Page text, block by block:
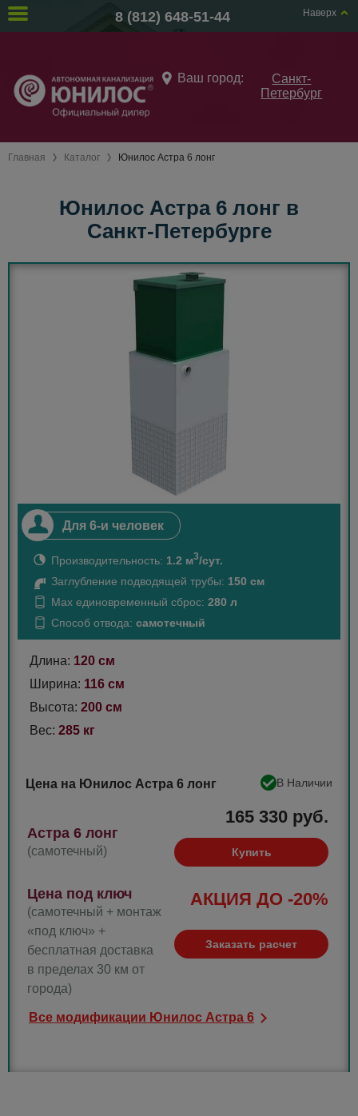
Ваш город:
Санкт-
Петербург
Главная Каталог Юнилос Астра 6 лонг
Юнилос Астра 6 лонг в
Санкт-Петербурге
Для 6-и человек
Производительность: 1.2 м3/сут.
Заглубление подводящей трубы: 150 см
Max единовременный сброс: 280 л
Способ отвода: самотечный
Длина: 120 см
Ширина: 116 см
Высота: 200 см
Вес: 285 кг
Цена на Юнилос Астра 6 лонг В Наличии
Астра 6 лонг
(самотечный)
165 330 руб.
Купить
Цена под ключ
(самотечный + монтаж
«под ключ» +
бесплатная доставка
в пределах 30 км от
города)
АКЦИЯ ДО -20%
Заказать расчет
Все модификации Юнилос Астра 6
Наверх
8 (812) 648-51-44